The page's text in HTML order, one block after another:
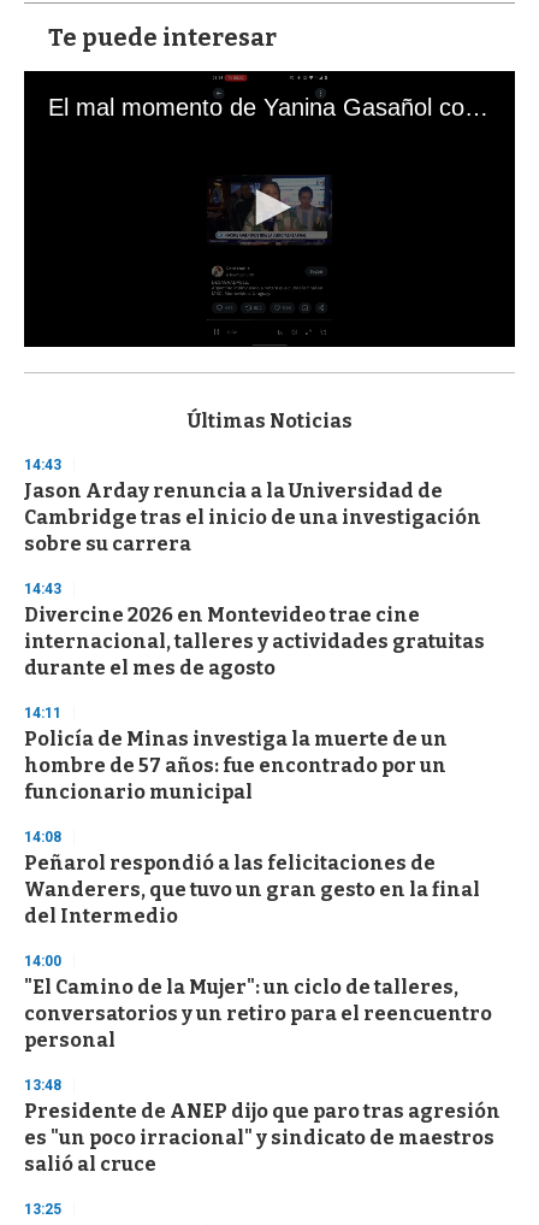
Te puede interesar
El mal momento de Yanina Gasañol con un hincha argentino en "Subrayado"
s
d
s
o
f
3
s
e
c
o
n
s
Últimas Noticias
14:43
Jason Arday renuncia a la Universidad de
Cambridge tras el inicio de una investigación
sobre su carrera
14:43
Divercine 2026 en Montevideo trae cine
internacional, talleres y actividades gratuitas
durante el mes de agosto
14:11
Policía de Minas investiga la muerte de un
hombre de 57 años: fue encontrado por un
funcionario municipal
14:08
Peñarol respondió a las felicitaciones de
Wanderers, que tuvo un gran gesto en la final
del Intermedio
14:00
"El Camino de la Mujer": un ciclo de talleres,
conversatorios y un retiro para el reencuentro
personal
13:48
Presidente de ANEP dijo que paro tras agresión
es "un poco irracional" y sindicato de maestros
salió al cruce
13:25